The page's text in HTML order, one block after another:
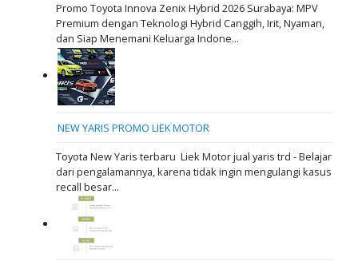
Promo Toyota Innova Zenix Hybrid 2026 Surabaya: MPV
Premium dengan Teknologi Hybrid Canggih, Irit, Nyaman,
dan Siap Menemani Keluarga Indone...
NEW YARIS PROMO LIEK MOTOR
Toyota New Yaris terbaru Liek Motor jual yaris trd - Belajar
dari pengalamannya, karena tidak ingin mengulangi kasus
recall besar...